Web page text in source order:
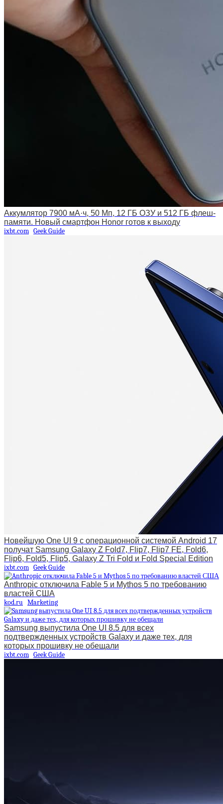
Аккумлятор 7900 мА·ч, 50 Мп, 12 ГБ ОЗУ и 512 ГБ флеш-
памяти. Новый смартфон Honor готов к выходу
ixbt.com Geek Guide
Новейшую One UI 9 с операционной системой Android 17
получат Samsung Galaxy Z Fold7, Flip7, Flip7 FE, Fold6,
Flip6, Fold5, Flip5, Galaxy Z Tri Fold и Fold Special Edition
ixbt.com Geek Guide
Anthropic отключила Fable 5 и Mythos 5 по требованию
властей США
kod.ru Marketing
Samsung выпустила One UI 8.5 для всех
подтвержденных устройств Galaxy и даже тех, для
которых прошивку не обещали
ixbt.com Geek Guide